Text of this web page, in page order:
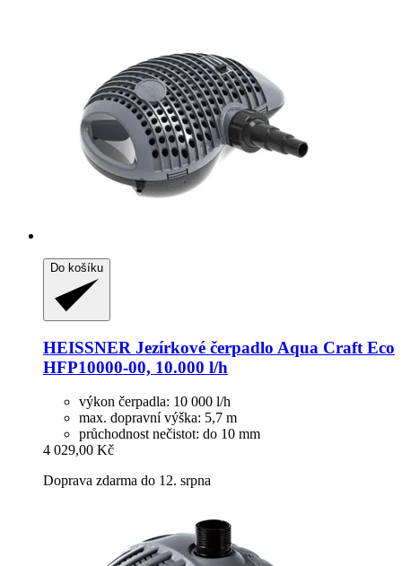
Do košíku
HEISSNER Jezírkové čerpadlo Aqua Craft Eco
HFP10000-​00, 10.000 l/h
výkon čerpadla: 10 000 l/h
max. dopravní výška: 5,7 m
průchodnost nečistot: do 10 mm
4 029,00 Kč
Doprava zdarma do 12. srpna